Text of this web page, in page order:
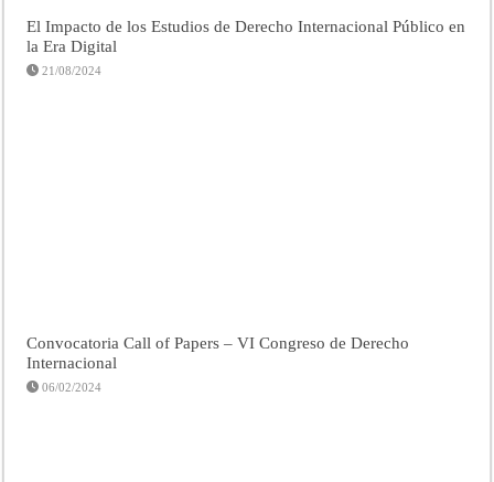
El Impacto de los Estudios de Derecho Internacional Público en
la Era Digital
21/08/2024
Convocatoria Call of Papers – VI Congreso de Derecho
Internacional
06/02/2024